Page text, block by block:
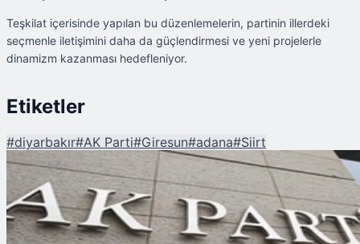
Teşkilat içerisinde yapılan bu düzenlemelerin, partinin illerdeki
seçmenle iletişimini daha da güçlendirmesi ve yeni projelerle
dinamizm kazanması hedefleniyor.
Etiketler
#diyarbakır#AK Parti#Giresun#adana#Siirt
Şu An Okunan